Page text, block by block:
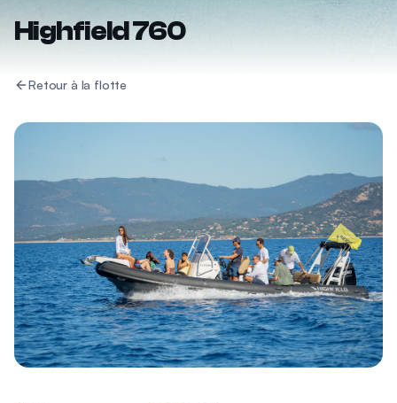
Highfield 760
Retour à la flotte